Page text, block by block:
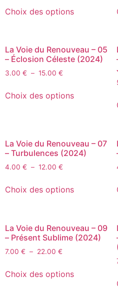
Choix des options
La Voie du Renouveau – 05
– Éclosion Céleste (2024)
3.00 € – 15.00 €
Choix des options
La Voie du Renouveau – 07
– Turbulences (2024)
4.00 € – 12.00 €
Choix des options
La Voie du Renouveau – 09
– Présent Sublime (2024)
7.00 € – 22.00 €
Choix des options